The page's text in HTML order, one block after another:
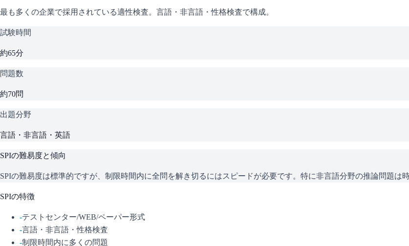
最も多くの企業で採用されている適性検査。言語・非言語・性格検査で構成。
試験時間
約65分
問題数
約70問
出題分野
言語・非言語・英語
SPIの難易度と傾向
SPIの難易度は標準的ですが、制限時間内に全問を解き切るにはスピードが必要です。特に非言語分野の推論問題は
SPIの特徴
-テストセンター/WEB/ペーパー形式
-言語・非言語・性格検査
-制限時間内に多くの問題